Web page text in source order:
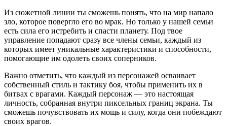
Из сюжетной линии ты сможешь понять, что на мир напало
зло, которое повергло его во мрак. Но только у нашей семьи
есть сила его истребить и спасти планету. Под твое
управление попадают сразу все члены семьи, каждый из
которых имеет уникальные характеристики и способности,
помогающие им одолеть своих соперников.
Важно отметить, что каждый из персонажей осваивает
собственный стиль и тактику боя, чтобы применить их в
битвах с врагами. Каждый персонаж — это настоящая
личность, собранная внутри пиксельных границ экрана. Ты
сможешь почувствовать их мощь и силу, когда они побеждают
своих врагов.